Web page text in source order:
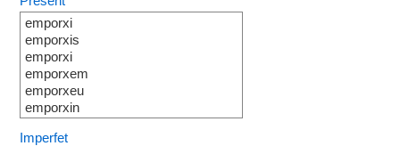
emporxi
emporxis
emporxi
emporxem
emporxeu
emporxin
Imperfet